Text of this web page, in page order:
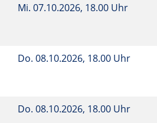
Mi. 07.10.2026, 18.00 Uhr
Do. 08.10.2026, 18.00 Uhr
Do. 08.10.2026, 18.00 Uhr